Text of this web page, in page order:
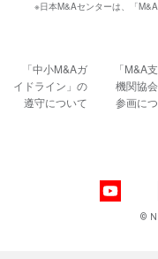
※日本M&Aセンターは、「
「中小M&Aガ
イドライン」の
遵守について
「M&A
機関協会
参画に
©